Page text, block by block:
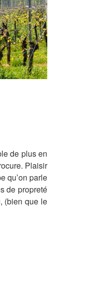
de plus en
Plaisir
qu’on parle
de propreté
(bien que le